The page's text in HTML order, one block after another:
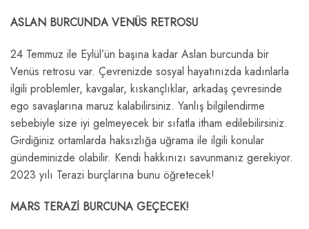
ASLAN BURCUNDA VENÜS RETROSU
24 Temmuz ile Eylül’ün başına kadar Aslan burcunda bir
Venüs retrosu var. Çevrenizde sosyal hayatınızda kadınlarla
ilgili problemler, kavgalar, kıskançlıklar, arkadaş çevresinde
ego savaşlarına maruz kalabilirsiniz. Yanlış bilgilendirme
sebebiyle size iyi gelmeyecek bir sıfatla itham edilebilirsiniz.
Girdiğiniz ortamlarda haksızlığa uğrama ile ilgili konular
gündeminizde olabilir. Kendi hakkınızı savunmanız gerekiyor.
2023 yılı Terazi burçlarına bunu öğretecek!
MARS TERAZİ BURCUNA GEÇECEK!